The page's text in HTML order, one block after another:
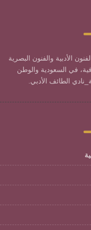
الأدبية والفنون البصرية
في السعودية والوطن
الطائف الأدبي.